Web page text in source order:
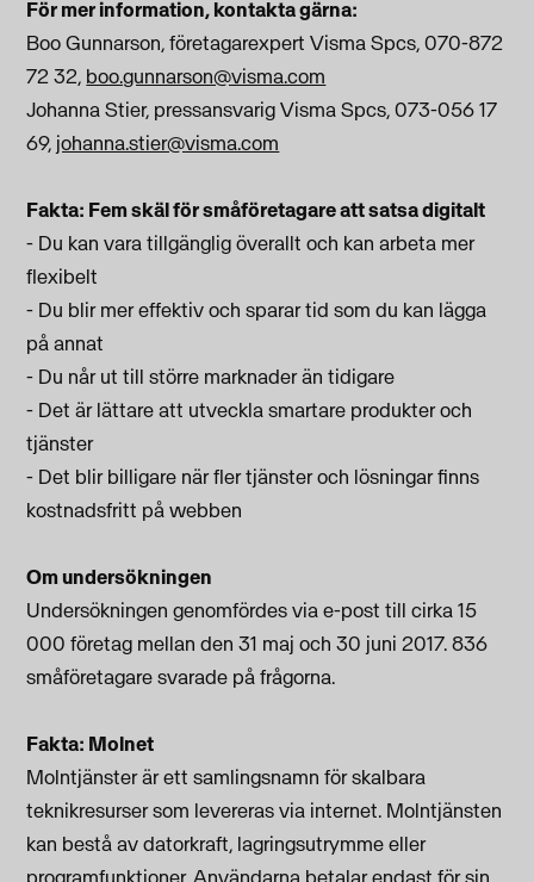
För mer information, kontakta gärna:
Boo Gunnarson, företagarexpert Visma Spcs, 070-872
72 32, boo.gunnarson@visma.com
Johanna Stier, pressansvarig Visma Spcs, 073-056 17
69, johanna.stier@visma.com
Fakta: Fem skäl för småföretagare att satsa digitalt
- Du kan vara tillgänglig överallt och kan arbeta mer
flexibelt
- Du blir mer effektiv och sparar tid som du kan lägga
på annat
- Du når ut till större marknader än tidigare
- Det är lättare att utveckla smartare produkter och
tjänster
- Det blir billigare när fler tjänster och lösningar finns
kostnadsfritt på webben
Om undersökningen
Undersökningen genomfördes via e-post till cirka 15
000 företag mellan den 31 maj och 30 juni 2017. 836
småföretagare svarade på frågorna.
Fakta: Molnet
Molntjänster är ett samlingsnamn för skalbara
teknikresurser som levereras via internet. Molntjänsten
kan bestå av datorkraft, lagringsutrymme eller